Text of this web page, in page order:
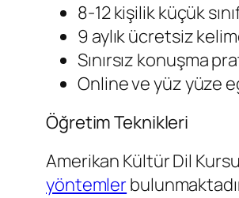
8-12 kişilik küçük
9 aylık ücretsiz
Sınırsız konuşma
Online ve yüz yüze
Öğretim Teknikleri
Amerikan Kültür Dil
yöntemler